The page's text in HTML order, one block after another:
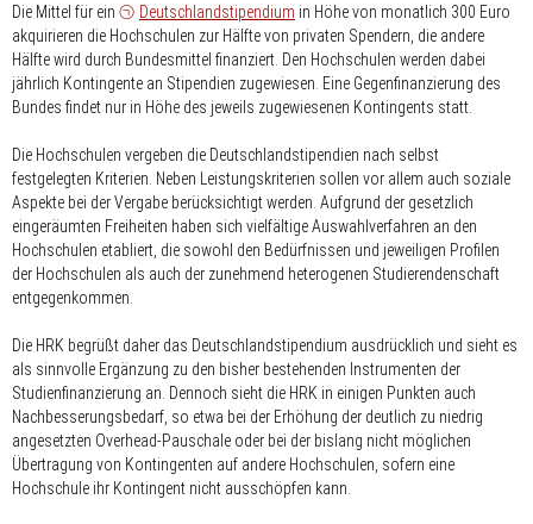
Die Mittel für ein Deutschlandstipendium in Höhe von monatlich 300 Euro
akquirieren die Hochschulen zur Hälfte von privaten Spendern, die andere
Hälfte wird durch Bundesmittel finanziert. Den Hochschulen werden dabei
jährlich Kontingente an Stipendien zugewiesen. Eine Gegenfinanzierung des
Bundes findet nur in Höhe des jeweils zugewiesenen Kontingents statt.
Die Hochschulen vergeben die Deutschlandstipendien nach selbst
festgelegten Kriterien. Neben Leistungskriterien sollen vor allem auch soziale
Aspekte bei der Vergabe berücksichtigt werden. Aufgrund der gesetzlich
eingeräumten Freiheiten haben sich vielfältige Auswahlverfahren an den
Hochschulen etabliert, die sowohl den Bedürfnissen und jeweiligen Profilen
der Hochschulen als auch der zunehmend heterogenen Studierendenschaft
entgegenkommen.
Die HRK begrüßt daher das Deutschlandstipendium ausdrücklich und sieht es
als sinnvolle Ergänzung zu den bisher bestehenden Instrumenten der
Studienfinanzierung an. Dennoch sieht die HRK in einigen Punkten auch
Nachbesserungsbedarf, so etwa bei der Erhöhung der deutlich zu niedrig
angesetzten Overhead-Pauschale oder bei der bislang nicht möglichen
Übertragung von Kontingenten auf andere Hochschulen, sofern eine
Hochschule ihr Kontingent nicht ausschöpfen kann.